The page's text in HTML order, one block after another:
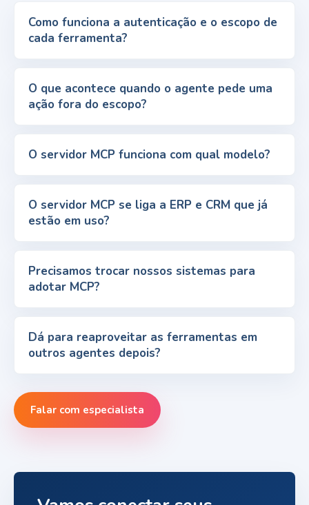
Como funciona a autenticação e o escopo de
cada ferramenta?
O que acontece quando o agente pede uma
ação fora do escopo?
O servidor MCP funciona com qual modelo?
O servidor MCP se liga a ERP e CRM que já
estão em uso?
Precisamos trocar nossos sistemas para
adotar MCP?
Dá para reaproveitar as ferramentas em
outros agentes depois?
Falar com especialista